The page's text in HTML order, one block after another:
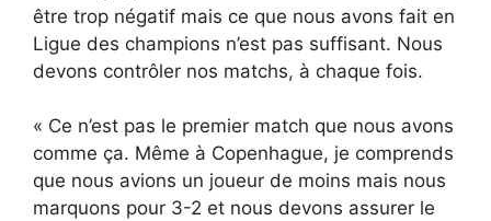
être trop négatif mais ce que nous avons fait en
Ligue des champions n’est pas suffisant. Nous
devons contrôler nos matchs, à chaque fois.
« Ce n’est pas le premier match que nous avons
comme ça. Même à Copenhague, je comprends
que nous avions un joueur de moins mais nous
marquons pour 3-2 et nous devons assurer le